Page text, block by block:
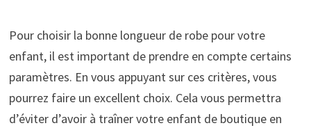
Pour choisir la bonne longueur de robe pour votre
enfant, il est important de prendre en compte certains
paramètres. En vous appuyant sur ces critères, vous
pourrez faire un excellent choix. Cela vous permettra
d’éviter d’avoir à traîner votre enfant de boutique en